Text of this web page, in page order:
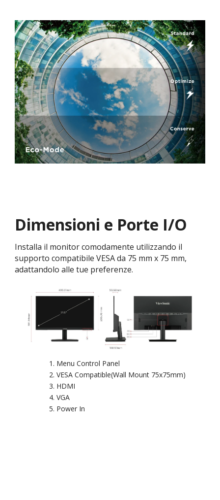
Dimensioni e Porte I/O
Installa il monitor comodamente utilizzando il
supporto compatibile VESA da 75 mm x 75 mm,
adattandolo alle tue preferenze.
Menu Control Panel
VESA Compatible(Wall Mount 75x75mm)
HDMI
VGA
Power In